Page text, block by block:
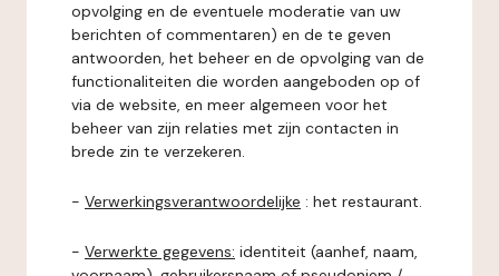
opvolging en de eventuele moderatie van uw
berichten of commentaren) en de te geven
antwoorden, het beheer en de opvolging van de
functionaliteiten die worden aangeboden op of
via de website, en meer algemeen voor het
beheer van zijn relaties met zijn contacten in
brede zin te verzekeren.
- Verwerkingsverantwoordelijke : het restaurant.
- Verwerkte gegevens: identiteit (aanhef, naam,